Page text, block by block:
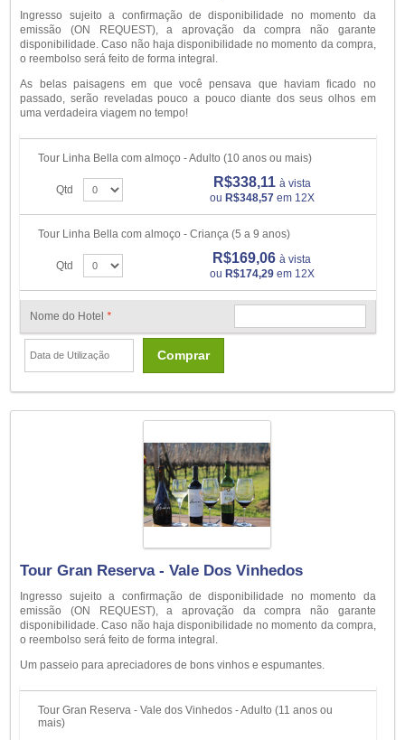
Ingresso sujeito a confirmação de disponibilidade no momento da
emissão (ON REQUEST), a aprovação da compra não garante
disponibilidade. Caso não haja disponibilidade no momento da compra,
o reembolso será feito de forma integral.
As belas paisagens em que você pensava que haviam ficado no
passado, serão reveladas pouco a pouco diante dos seus olhos em
uma verdadeira viagem no tempo!
Tour Linha Bella com almoço - Adulto (10 anos ou mais)
Qtd R$338,11 à vista
ou R$348,57em 12X
Tour Linha Bella com almoço - Criança (5 a 9 anos)
Qtd R$169,06à vista
ou R$174,29em 12X
Nome do Hotel*
Comprar
Tour Gran Reserva - Vale Dos Vinhedos
Ingresso sujeito a confirmação de disponibilidade no momento da
emissão (ON REQUEST), a aprovação da compra não garante
disponibilidade. Caso não haja disponibilidade no momento da compra,
o reembolso será feito de forma integral.
Um passeio para apreciadores de bons vinhos e espumantes.
Tour Gran Reserva - Vale dos Vinhedos - Adulto (11 anos ou
mais)